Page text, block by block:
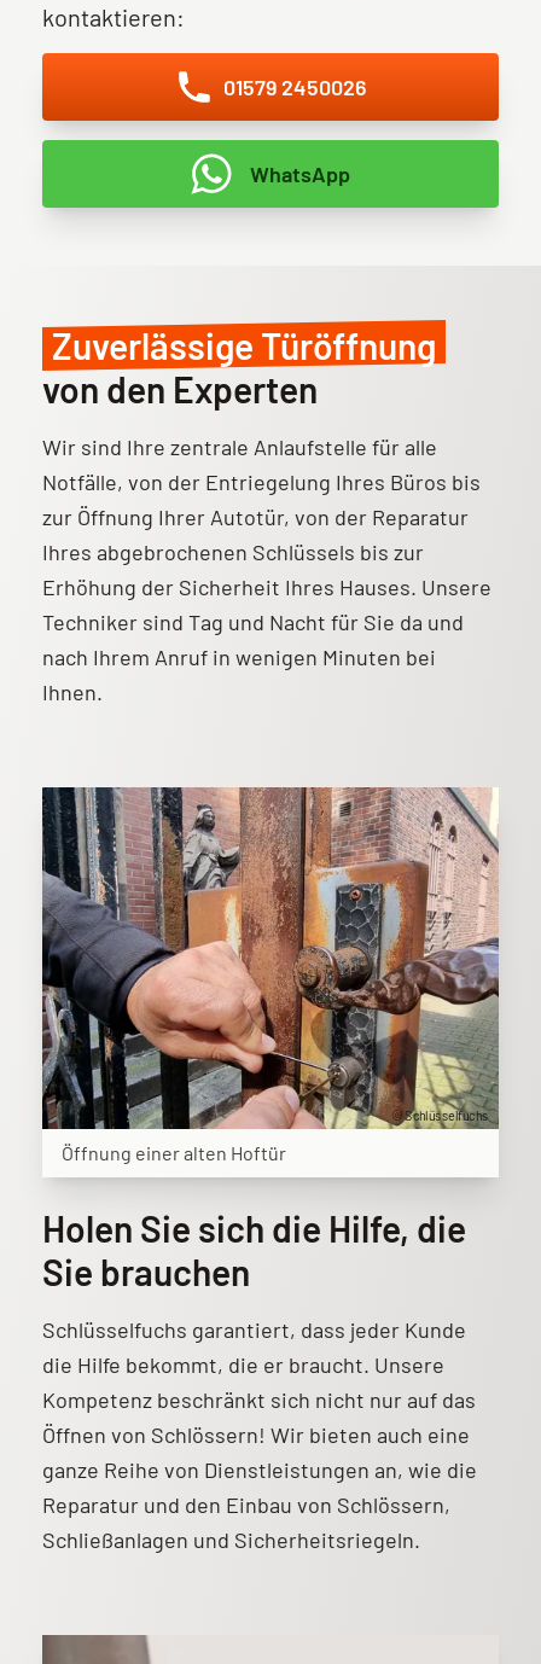
kontaktieren:
01579 2450026
WhatsApp
Zuverlässige Türöffnung
von den Experten
Wir sind Ihre zentrale Anlaufstelle für alle
Notfälle, von der Entriegelung Ihres Büros bis
zur Öffnung Ihrer Autotür, von der Reparatur
Ihres abgebrochenen Schlüssels bis zur
Erhöhung der Sicherheit Ihres Hauses. Unsere
Techniker sind Tag und Nacht für Sie da und
nach Ihrem Anruf in wenigen Minuten bei
Ihnen.
© Schlüsselfuchs
Öffnung einer alten Hoftür
Holen Sie sich die Hilfe, die
Sie brauchen
Schlüsselfuchs garantiert, dass jeder Kunde
die Hilfe bekommt, die er braucht. Unsere
Kompetenz beschränkt sich nicht nur auf das
Öffnen von Schlössern! Wir bieten auch eine
ganze Reihe von Dienstleistungen an, wie die
Reparatur und den Einbau von Schlössern,
Schließanlagen und Sicherheitsriegeln.